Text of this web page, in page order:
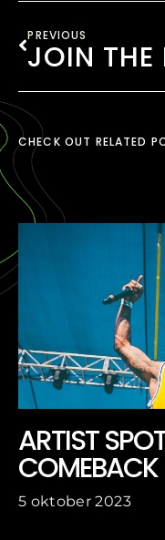
PREVIOUS
CHECK OUT RELATED
ARTIST
COMEBACK
5 oktober 2023